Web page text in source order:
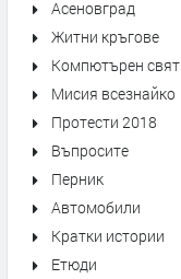
Асеновград
Житни кръгове
Компютърен свят
Мисия всезнайко
Протести 2018
Въпросите
Перник
Автомобили
Кратки истории
Етюди